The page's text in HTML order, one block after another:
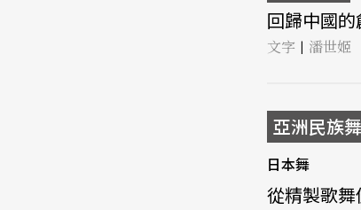
回歸中國
文字 | 潘世姬
亞洲民族
日本舞
從精製歌